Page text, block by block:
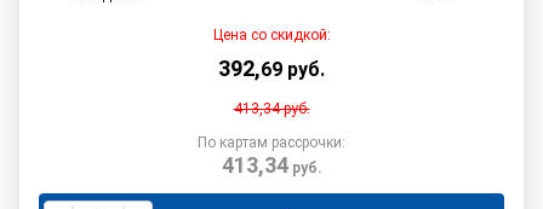
Цена со скидкой:
392,69 руб.
413,34руб.
По картам рассрочки:
413,34руб.